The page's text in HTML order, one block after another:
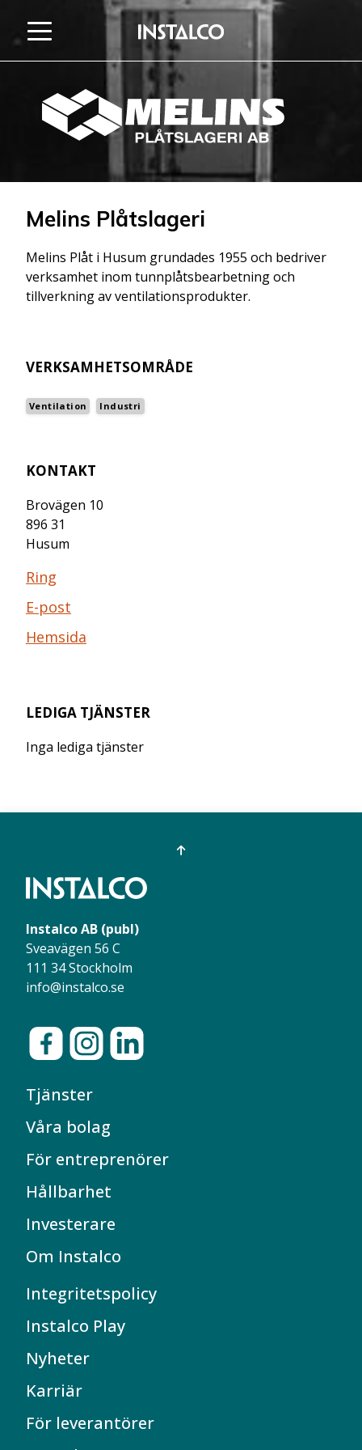
Hoppa till innehåll
Melins Plåtslageri
Melins Plåt i Husum grundades 1955 och bedriver
verksamhet inom tunnplåtsbearbetning och
tillverkning av ventilationsprodukter.
VERKSAMHETSOMRÅDE
Ventilation Industri
KONTAKT
Brovägen 10
896 31
Husum
Ring
E-post
Hemsida
LEDIGA TJÄNSTER
Inga lediga tjänster
Instalco AB (publ)
Sveavägen 56 C
111 34 Stockholm
info@instalco.se
Tjänster
Våra bolag
För entreprenörer
Hållbarhet
Investerare
Om Instalco
Integritetspolicy
Instalco Play
Nyheter
Karriär
För leverantörer